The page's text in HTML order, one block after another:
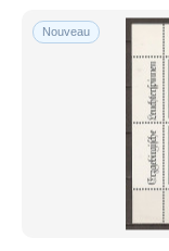
Nouveau